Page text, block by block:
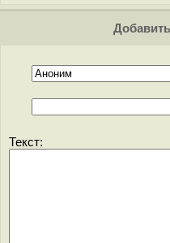
Текст: